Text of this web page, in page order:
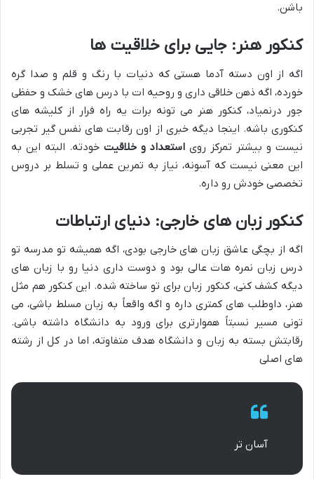
باشن.
کنکور هنر: جایی برای خلاقیت ها
اگه از اون دسته آدما هستی که دنیات با رنگ و قلم و صدا گره
خورده، اگه ذهن خلاقی داری و روحیه ات با درس های خشک و حفظی
جور درنمیاد، کنکور هنر می تونه برات یه راه فرار از کلیشه های
کنکوری باشه. اینجا دیگه خبری از اون رقابت های نفس گیر تجربی
نیست و بیشتر تمرکز روی استعداد و خلاقیت خودته. البته این به
این معنی نیست که آسونه، نیاز به تمرین عملی و تسلط بر دروس
تخصصی خودش رو داره.
کنکور زبان های خارجی: دنیای ارتباطات
اگه از بچگی عاشق زبان های خارجی بودی، اگه همیشه تو مدرسه تو
درس زبان نمره هات عالی بود و دوست داری دنیا رو با زبان های
دیگه کشف کنی، کنکور زبان برای تو ساخته شده. این کنکور هم مثل
هنر، داوطلب های کمتری داره و اگه واقعاً به زبان مسلط باشی، می
تونی مسیر نسبتاً هموارتری برای ورود به دانشگاه داشته باشی.
رقابتش بسته به زبان و دانشگاه هدف متفاوته، اما در کل از رشته
های اصلی
آسان تر